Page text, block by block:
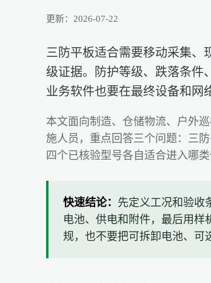
更新：2026-07-22
三防平板适合需要移动采集、
级证据。防护等级、跌落条件
业务软件也要在最终设备和网
本文面向制造、仓储物流、户外
施人员，重点回答三个问题：三
四个已核验型号各自适合进入哪类
快速结论： 先定义工况和验收
电池、供电和附件，最后用样
规，也不要把可拆卸电池、可